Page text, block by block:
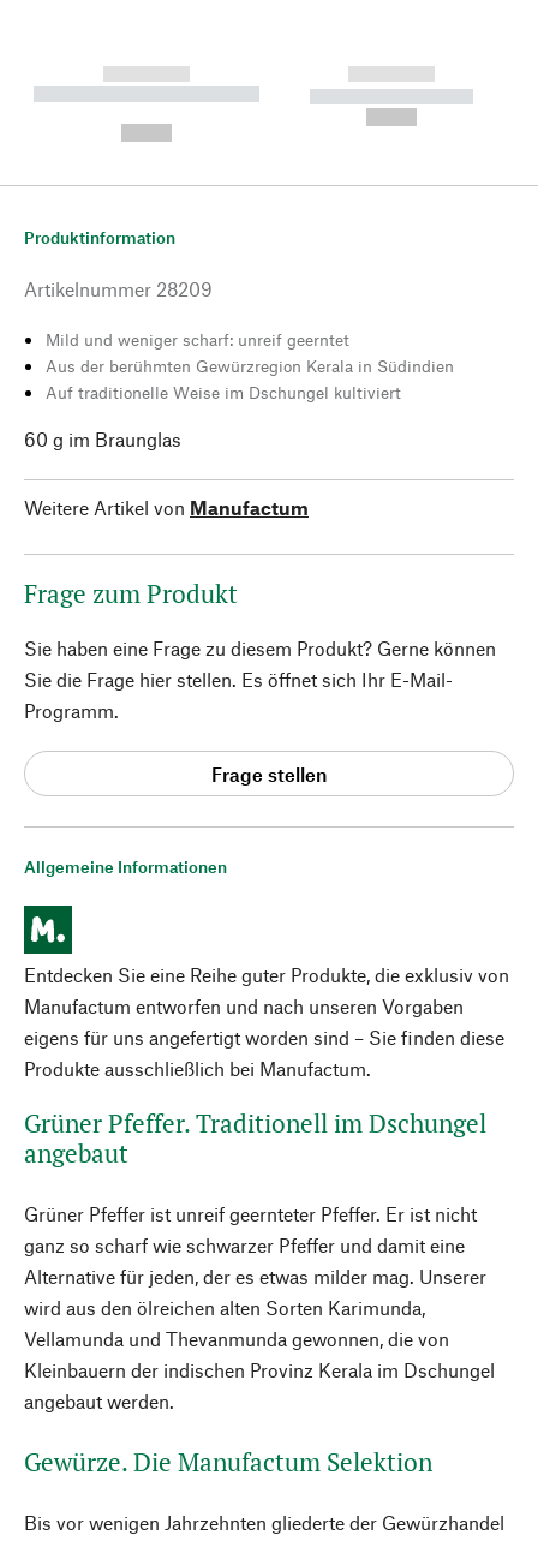
------------
----------- ----------- --------
------------
----------- -----------
Allgemeine Informationen
Entdecken Sie eine Reihe guter Produkte, die exklusiv von
Manufactum entworfen und nach unseren Vorgaben
eigens für uns angefertigt worden sind – Sie finden diese
Produkte ausschließlich bei Manufactum.
Grüner Pfeffer. Traditionell im Dschungel
angebaut
Grüner Pfeffer ist unreif geernteter Pfeffer. Er ist nicht
ganz so scharf wie schwarzer Pfeffer und damit eine
Alternative für jeden, der es etwas milder mag. Unserer
wird aus den ölreichen alten Sorten Karimunda,
Vellamunda und Thevanmunda gewonnen, die von
Kleinbauern der indischen Provinz Kerala im Dschungel
angebaut werden.
Gewürze. Die Manufactum Selektion
Bis vor wenigen Jahrzehnten gliederte der Gewürzhandel
Produktinformation
Artikelnummer 28209
Mild und weniger scharf: unreif geerntet
Aus der berühmten Gewürzregion Kerala in Südindien
Auf traditionelle Weise im Dschungel kultiviert
60 g im Braunglas
Weitere Artikel von Manufactum
Frage zum Produkt
Sie haben eine Frage zu diesem Produkt? Gerne können
Sie die Frage hier stellen. Es öffnet sich Ihr E-Mail-
Programm.
Frage stellen